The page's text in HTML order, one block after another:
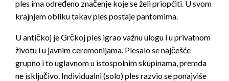
ples ima određeno značenje koje se želi priopćiti. U svom
krajnjem obliku takav ples postaje pantomima.
U antičkoj je Grčkoj ples igrao važnu ulogu i u privatnom
životu i u javnim ceremonijama. Plesalo se najčeš­će
grupno i to uglavnom u istospolnim skupinama, premda
ne isključivo. Individualni (solo) ples razvio se ponajviše